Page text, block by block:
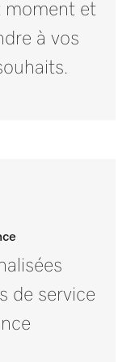
brute en
moment et
à vos
souhaitez
nous
44*
de service